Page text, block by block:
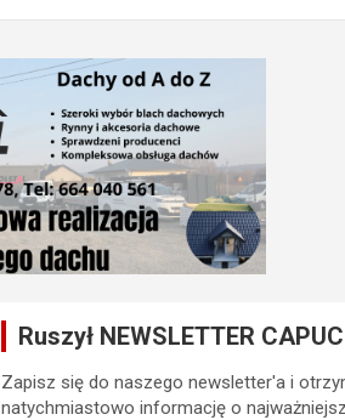
Ruszył NEWSLETTER
Zapisz się do naszego newsletter'a i
natychmiastowo informację o